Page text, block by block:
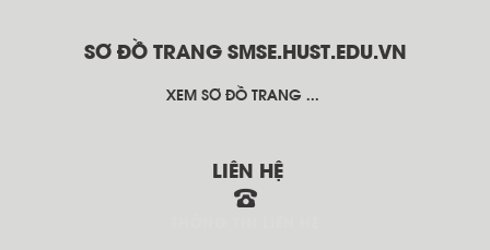
SƠ ĐỒ TRANG SMSE.HUST.EDU.VN
XEM SƠ ĐỒ TRANG ...
LIÊN HỆ